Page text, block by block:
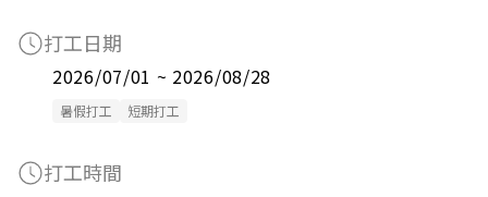
打工日期
2026/07/01 ~ 2026/08/28
暑假打工 短期打工
打工時間